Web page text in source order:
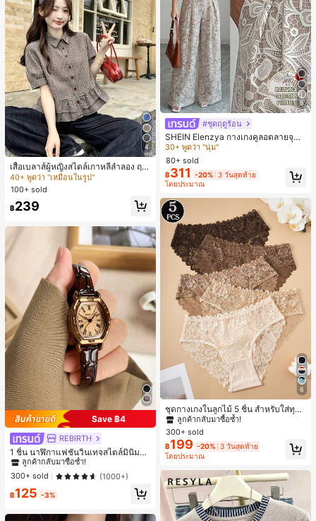
4
เสื้อเบลาส์ผู้หญิงสไตล์เกาหลีลำลอง ฤดู
ใบไม้ผลิ/ฤดูร้อนใหม่ ชายระบาย ชิคแล
ะหรูหรา
#6 ขายดี ใน เนื้อผ้า เสื้อผู้หญิง
40+ พูดว่า "เหมือนในรูป"
#6 ขายดี ใน เนื้อผ้า เสื้อผู้หญิง
40+ พูดว่า "เหมือนในรูป"
#6 ขายดี ใน เนื้อผ้า เสื้อผู้หญิง
40+ พูดว่า "เหมือนในรูป"
#6 ขายดี
100+ sold
฿239
Save ฿4
REBIRTH
1 ชิ้น นาฬิกาแฟชั่นวินเทจสไตล์มินิมอล
เลขโรมันสำหรับผู้หญิง เหมาะสำหรับก
ารตกแต่งประจำวัน
#1 ขายดี
ลูกค้ากลับมาซื้อซ้ำ!
#1 ขายดี
ลูกค้ากลับมาซื้อซ้ำ!
#1 ขายดี
ลูกค้ากลับมาซื้อซ้ำ!
#1 ขายดี
ลูกค้ากลับมาซื้อซ้ำ!
300+ sold (1000+)
฿125 -3%
5
#ชุดฤดูร้อน
SHEIN Elenzya กางเกงคูลอตลายจุดเ
อวสูงแบบใหม่สำหรับฤดูใบไม้ผลิ/ฤดูร้อ
น, สไตล์หรูหราเหมาะสำหรับใส่ในชีวิต
ประจำวันและทำงาน, ให้ความรู้สึกวินเ
ทจสำหรับฤดูรับปริญญา, เทศกาลดนตร
ี, การแข่งม้าดาร์บี้, วันประกาศอิสรภาพ
#4 ขายดี
ใน หลากสี กางเกงลำลอง
30+ พูดว่า "นุ่ม"
#4 ขายดี ใน หลากสี กางเกงลำลอง
30+ พูดว่า "นุ่ม"
#4 ขายดี ใน หลากสี กางเกงลำลอง
30+ พูดว่า "นุ่ม"
#4 ขายดี ใน หลากสี กางเกงลำลอง
30+ พูดว่า "นุ่ม"
80+ sold
฿311 -20% 3 วันสุดท้าย
โดยประมาณ
6
ชุดกางเกงในลูกไม้ 5 ชิ้น สำหรับใส่ทุกวั
น
#1 ขายดี
ลูกค้ากลับมาซื้อซ้ำ!
#1 ขายดี
ลูกค้ากลับมาซื้อซ้ำ!
#1 ขายดี
ลูกค้ากลับมาซื้อซ้ำ!
#1 ขายดี
ลูกค้ากลับมาซื้อซ้ำ!
300+ sold
฿199 -20% 3 วันสุดท้าย
โดยประมาณ